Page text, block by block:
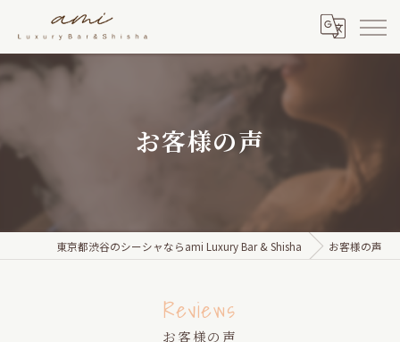
お客様の声
東京都渋谷のシーシャならami Luxury Bar & Shisha お客様の声
Reviews
お客様の声